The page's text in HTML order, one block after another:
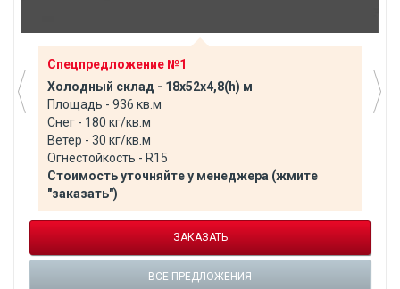
Спецпредложение №1
Холодный склад - 18х52х4,8(h) м
Площадь - 936 кв.м
Снег - 180 кг/кв.м
Ветер - 30 кг/кв.м
Огнестойкость - R15
Стоимость уточняйте у менеджера (жмите
"заказать")
ЗАКАЗАТЬ
ВСЕ ПРЕДЛОЖЕНИЯ